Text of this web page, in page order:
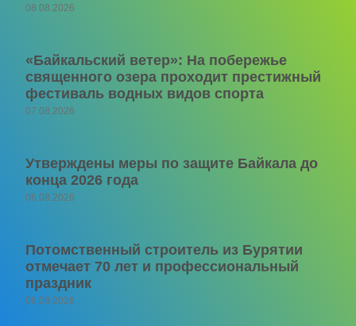
08.08.2026
«Байкальский ветер»: На побережье
священного озера проходит престижный
фестиваль водных видов спорта
07.08.2026
Утверждены меры по защите Байкала до
конца 2026 года
06.08.2026
Потомственный строитель из Бурятии
отмечает 70 лет и профессиональный
праздник
06.08.2026